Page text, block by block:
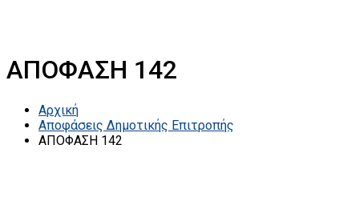
ΑΠΟΦΑΣΗ 142
Αρχική
Αποφάσεις Δημοτικής Επιτροπής
ΑΠΟΦΑΣΗ 142